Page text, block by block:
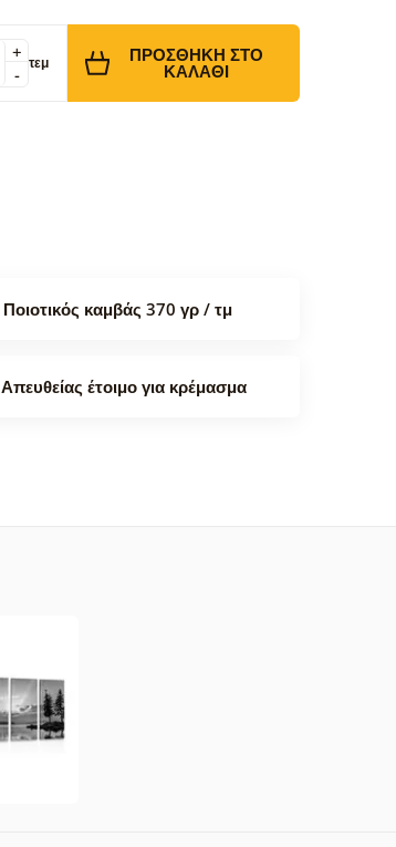
-
+ τεμ ΠΡΟΣΘΉΚΗ ΣΤΟ
ΚΑΛΆΘΙ
Ποιοτικός καμβάς 370 γρ / τμ
Απευθείας έτοιμο για κρέμασμα